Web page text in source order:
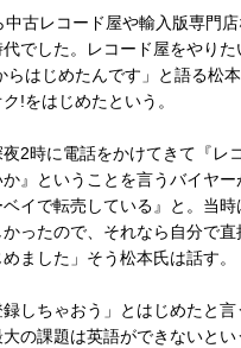
中古レコード屋や輸入版専門
でした。レコード屋をやり
らはじめたんです」と語る松
!をはじめたという。
夜2時に電話をかけてきて『レ
』ということを言うバイヤ
イで転売している』と。当
かったので、それなら自分で
ました」そう松本氏は話す。
録しちゃおう」とはじめたと
の課題は英語ができないと